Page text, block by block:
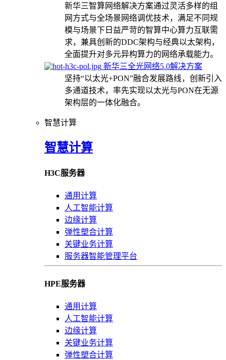
新华三智算网络解决方案通过灵活多样的组
网方式与全场景网络调优技术，满足不同规
模与场景下日益严苛的智算中心算力互联需
求，兼具创新的DDC架构与经典以太架构，
全面提升对多元异构算力的网络承载能力。
新华三全光网络5.0解决方案
坚持“以太光+PON”融合发展路线，创新引入
多通道技术，率先实现以太光与PON在无源
架构层的一体化融合。
智慧计算
智慧计算
H3C服务器
通用计算
人工智能计算
边缘计算
弹性塑合计算
关键业务计算
服务器智能管理平台
HPE服务器
通用计算
人工智能计算
边缘计算
关键业务计算
弹性塑合计算